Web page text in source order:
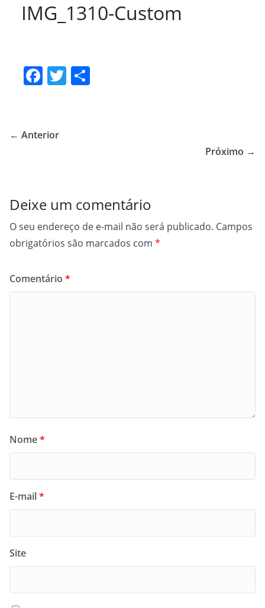
IMG_1310-Custom
F
e
k
T
← Anterior
Próximo →
Deixe um comentário
O seu endereço de e-mail não será publicado. Campos
obrigatórios são marcados com *
Comentário *
Nome*
E-mail*
Site